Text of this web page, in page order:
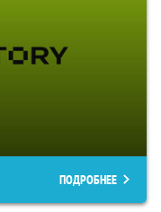
ПОДРОБНЕЕ